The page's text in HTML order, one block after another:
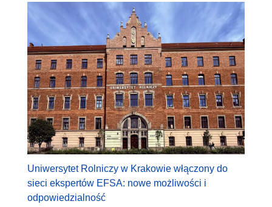
Uniwersytet Rolniczy w Krakowie włączony do
sieci ekspertów EFSA: nowe możliwości i
odpowiedzialność